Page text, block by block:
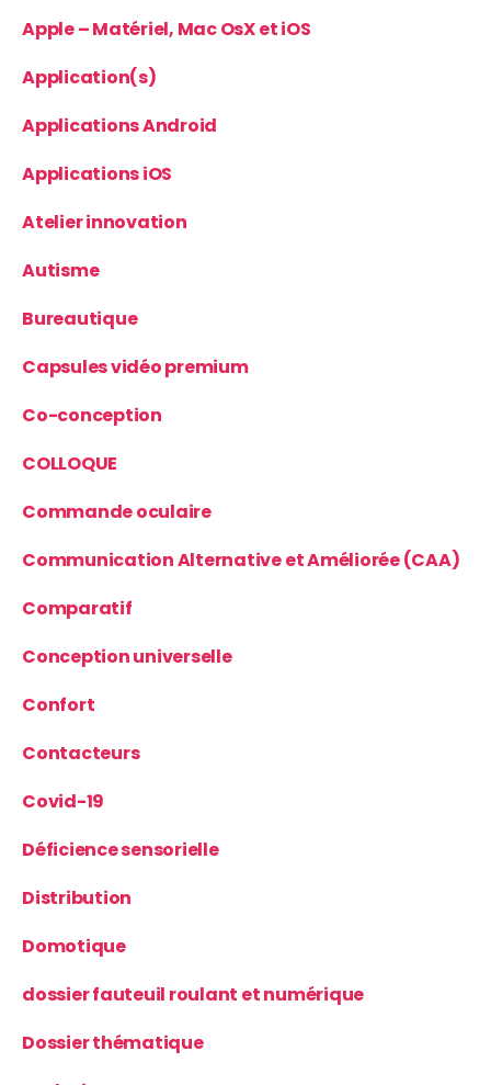
Apple – Matériel, Mac OsX et iOS
Application(s)
Applications Android
Applications iOS
Atelier innovation
Autisme
Bureautique
Capsules vidéo premium
Co-conception
COLLOQUE
Commande oculaire
Communication Alternative et Améliorée (CAA)
Comparatif
Conception universelle
Confort
Contacteurs
Covid-19
Déficience sensorielle
Distribution
Domotique
dossier fauteuil roulant et numérique
Dossier thématique